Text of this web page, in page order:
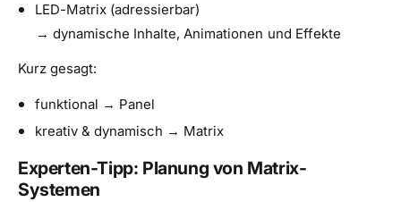
LED-Matrix (adressierbar)
→ dynamische Inhalte, Animationen und Effekte
Kurz gesagt:
funktional → Panel
kreativ & dynamisch → Matrix
Experten-Tipp: Planung von Matrix-
Systemen